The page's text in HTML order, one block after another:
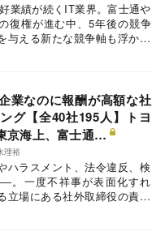
業績が続くIT業界。富士通や
復権が進む中、5年後の競争
与える新たな競争軸も浮かび
では、これからのIT業界の構
かしていこう。
業なのに報酬が高額な社
グ【全40社195人】トヨ
京海上、富士通…
理裕
ハラスメント、法令違反、検
。一度不祥事が表面化すれ
立場にある社外取締役の責任
る。それでも高額報酬を受